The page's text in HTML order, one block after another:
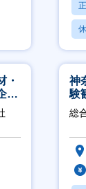
・
業
神
験
得
総